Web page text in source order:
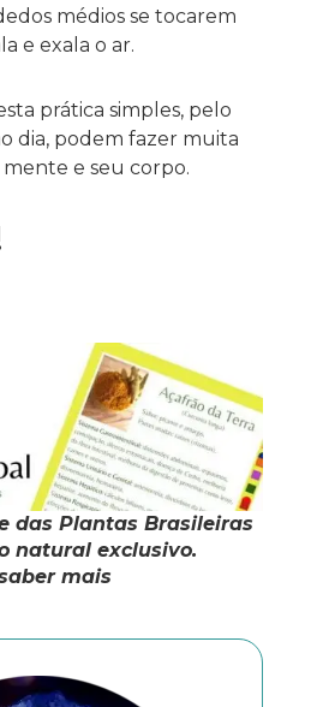
médios se tocarem
e exala o ar.
prática simples, pelo
dia, podem fazer muita
e seu corpo.
das Plantas Brasileiras
natural exclusivo.
mais